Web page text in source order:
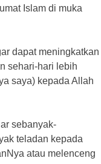
Islam di muka
dapat meningkatkan
sehari-hari lebih
saya) kepada Allah
sebanyak-
teladan kepada
atau melenceng